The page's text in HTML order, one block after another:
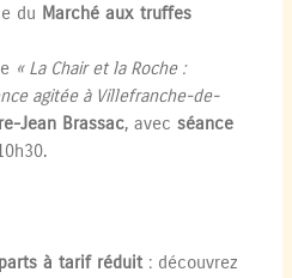
du Marché aux truffes
« La Chair et la Roche :
agitée à Villefranche-de-
Jean Brassac, avecséance
à tarif réduit: découvrez